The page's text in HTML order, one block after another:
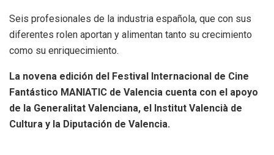
Seis profesionales de la industria española, que con sus
diferentes rolen aportan y alimentan tanto su crecimiento
como su enriquecimiento.
La novena edición del Festival Internacional de Cine
Fantástico MANIATIC de Valencia cuenta con el apoyo
de la Generalitat Valenciana, el Institut Valencià de
Cultura y la Diputación de Valencia.